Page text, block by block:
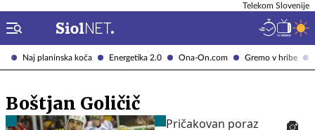
Naj planinska koča Energetika 2.0 Ona-On.com Gremo v hribe
Telekom Slovenije
Boštjan Goličič